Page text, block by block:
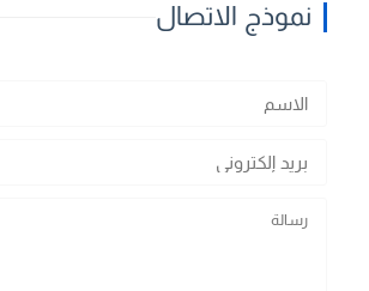
نموذج الاتصال